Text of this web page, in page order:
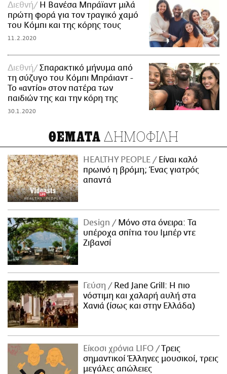
Διεθνή
Η Βανέσα Μπράϊαντ μιλά
πρώτη φορά για τον τραγικό χαμό
του Κόμπι και της κόρης τους
11.2.2020
Διεθνή
Σπαρακτικό μήνυμα από
τη σύζυγο του Κόμπι Μπράιαντ -
To «αντίο» στον πατέρα των
παιδιών της και την κόρη της
30.1.2020
ΘΕΜΑΤΑ ΔΗΜΟΦΙΛΗ
HEALTHY PEOPLE
Είναι καλό
πρωινό η βρόμη; Ένας γιατρός
απαντά
Design
Μόνο στα όνειρα: Τα
υπέροχα σπίτια του Ιμπέρ ντε
Ζιβανσί
Γεύση
Red Jane Grill: Η πιο
νόστιμη και χαλαρή αυλή στα
Χανιά (ίσως και στην Ελλάδα)
Είκοσι χρόνια LIFO
Tρεις
σημαντικοί Έλληνες μουσικοί, τρεις
μεγάλες απώλειες